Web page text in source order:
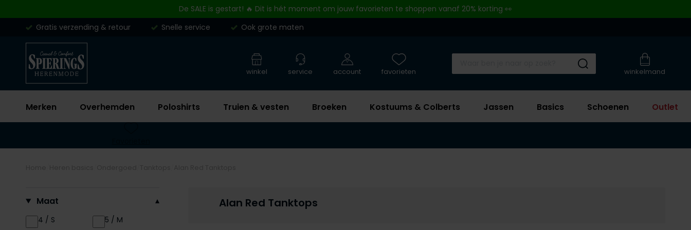
De SALE is gestart! 🔥 Dit is hét moment om jouw favorieten te shoppen vanaf 20% korting 👀
Gratis verzending & retour
Snelle service Ook grote maten
winkelmand
Submit search
Merken Overhemden Poloshirts Truien & vesten Broeken Kostuums & Colberts Jassen Basics Schoenen Outlet
winkel service account favorieten
Alan Red Tanktops
Maat
4 / S
5 / M